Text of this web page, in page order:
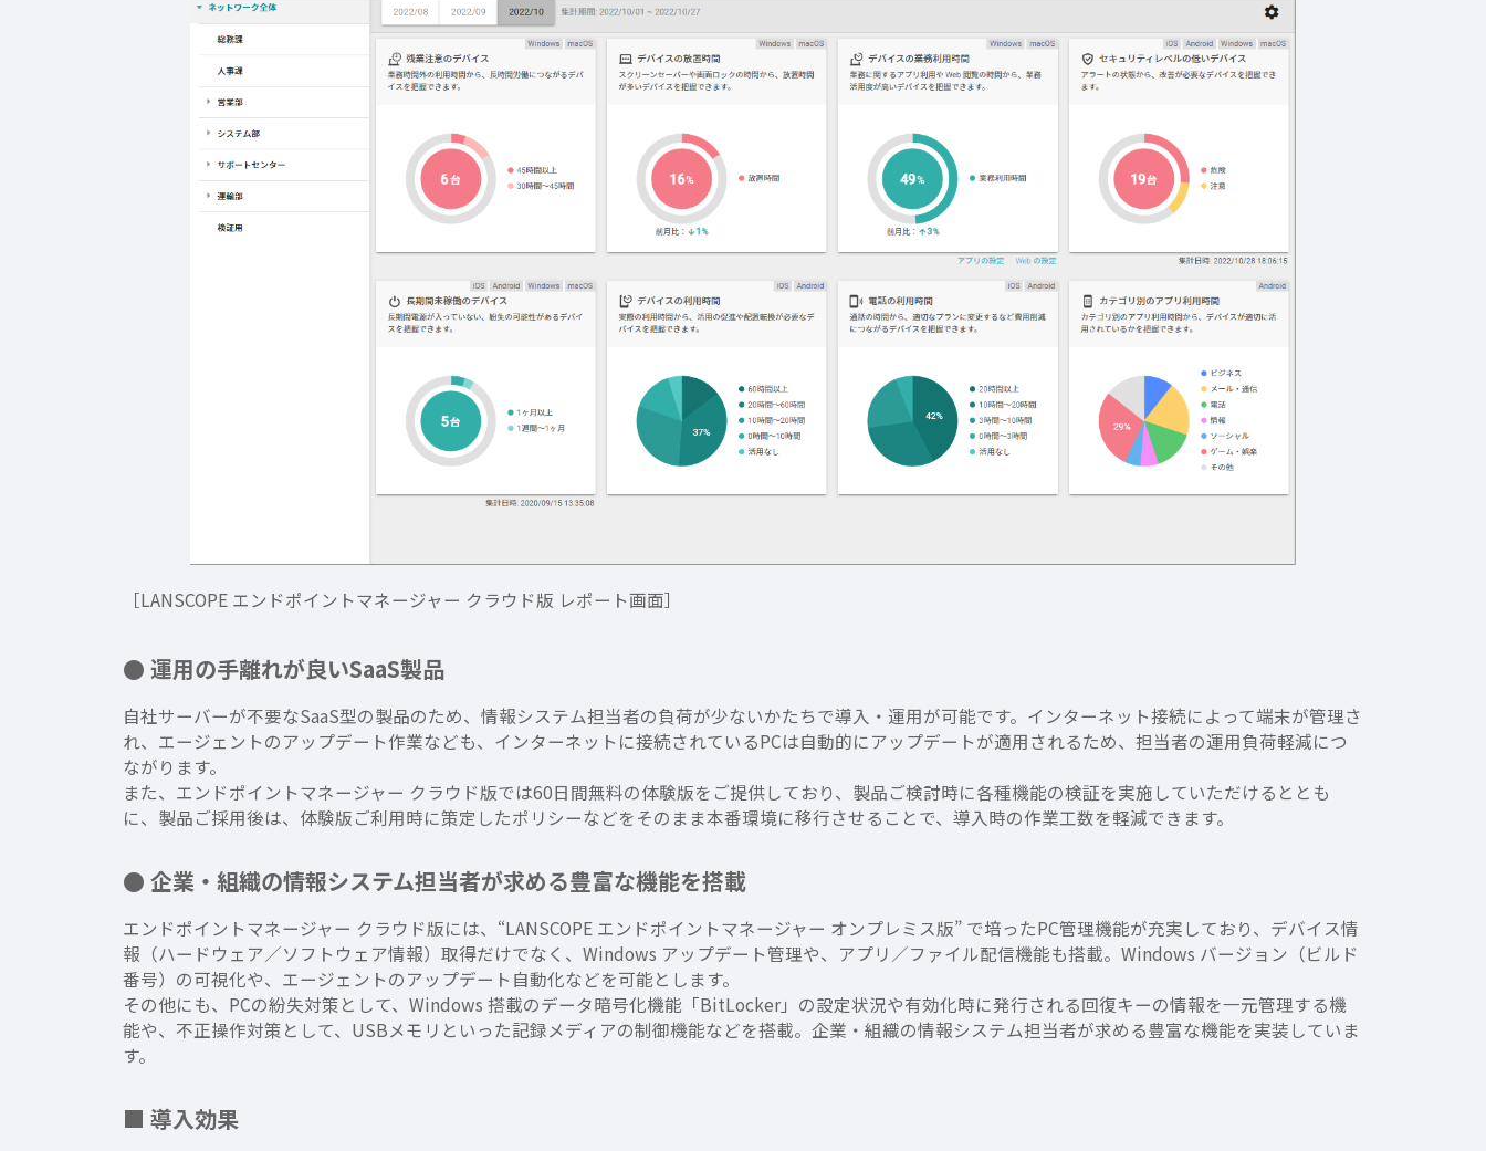
［LANSCOPE エンドポイントマネージャー クラウド版 レポート画面］
● 運用の手離れが良いSaaS製品
自社サーバーが不要なSaaS型の製品のため、情報システム担当者の負荷が少ないかたちで導入・運用が可能です。インターネット接続によって端末が管理さ
れ、エージェントのアップデート作業なども、インターネットに接続されているPCは自動的にアップデートが適用されるため、担当者の運用負荷軽減につ
ながります。
また、エンドポイントマネージャー クラウド版では60日間無料の体験版をご提供しており、製品ご検討時に各種機能の検証を実施していただけるととも
に、製品ご採用後は、体験版ご利用時に策定したポリシーなどをそのまま本番環境に移行させることで、導入時の作業工数を軽減できます。
● 企業・組織の情報システム担当者が求める豊富な機能を搭載
エンドポイントマネージャー クラウド版には、“LANSCOPE エンドポイントマネージャー オンプレミス版” で培ったPC管理機能が充実しており、デバイス情
報（ハードウェア／ソフトウェア情報）取得だけでなく、Windows アップデート管理や、アプリ／ファイル配信機能も搭載。Windows バージョン（ビルド
番号）の可視化や、エージェントのアップデート自動化などを可能とします。
その他にも、PCの紛失対策として、Windows 搭載のデータ暗号化機能「BitLocker」の設定状況や有効化時に発行される回復キーの情報を一元管理する機
能や、不正操作対策として、USBメモリといった記録メディアの制御機能などを搭載。企業・組織の情報システム担当者が求める豊富な機能を実装していま
す。
■ 導入効果